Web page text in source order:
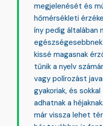
megjelenését és
hőmérsékleti
íny pedig általában
kissé magasnak
tűnik a nyelv
vagy polírozást
gyakoriak, és
adhatnak a
már vissza lehet